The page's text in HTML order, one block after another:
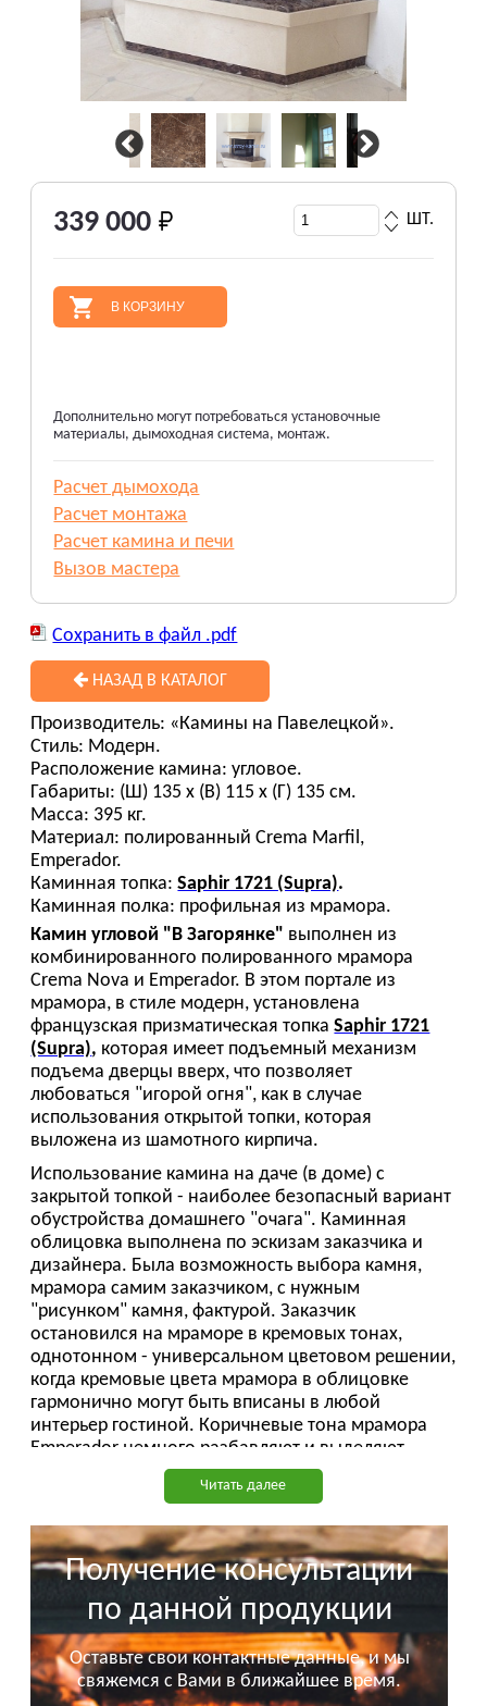
339 000
В КОРЗИНУ
ШТ.
Дополнительно могут потребоваться установочные
материалы, дымоходная система, монтаж.
Расчет дымохода
Расчет монтажа
Расчет камина и печи
Вызов мастера
Сохранить в файл .pdf
НАЗАД В КАТАЛОГ
Производитель: «Камины на Павелецкой».
Стиль: Модерн.
Расположение камина: угловое.
Габариты: (Ш) 135 х (В) 115 х (Г) 135 см.
Масса: 395 кг.
Материал: полированный Crema Marfil,
Emperador.
Каминная топка:Saphir 1721 (Supra).
Каминная полка: профильная из мрамора.
Камин угловой "В Загорянке" выполнен из
комбинированного полированного мрамора
Crema Nova и Emperador. В этом портале из
мрамора, в стиле модерн, установлена
французская призматическая топкаSaphir 1721
(Supra), которая имеет подъемный механизм
подъема дверцы вверх, что позволяет
любоваться "игорой огня", как в случае
использования открытой топки, которая
выложена из шамотного кирпича.
Использование камина на даче (в доме) с
закрытой топкой - наиболее безопасный вариант
обустройства домашнего "очага". Каминная
облицовка выполнена по эскизам заказчика и
дизайнера. Была возможность выбора камня,
мрамора самим заказчиком, с нужным
"рисунком" камня, фактурой.Заказчик
остановился на мраморе в кремовых тонах,
однотонном - универсальном цветовом решении,
когда кремовые цвета мрамора в облицовке
гармонично могут быть вписаны в любой
интерьер гостиной. Коричневые тона мрамора
Emperador немного разбавляют и выделяют
однотонные кремовые цвета.
Все работы по монтажу дымохода, каминной
топки и самого мраморного портала, были
выполнены специалистами нашей компании.
Выбрать и купить мраморный камин, а также
дровяную каминную топку со стеклом к этой
каминной облицовке, можно в нашемсалоне
каминов на Павелецкой.
Возможно изготовление портала
для углового камина "В Загорянке" из других
Читать далее
Получение консультации
по данной продукции
Оставьте свои контактные данные, и мы
свяжемся с Вами в ближайшее время.